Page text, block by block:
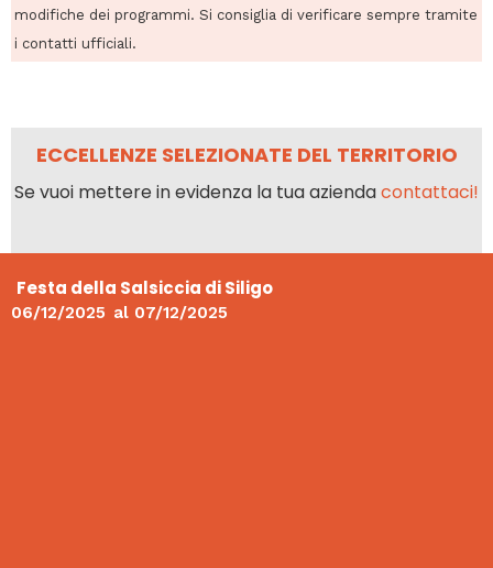
modifiche dei programmi. Si consiglia di verificare sempre tramite
i contatti ufficiali.
ECCELLENZE SELEZIONATE DEL TERRITORIO
Se vuoi mettere in evidenza la tua aziendacontattaci!
Festa della Salsiccia di Siligo
06/12/2025 al 07/12/2025